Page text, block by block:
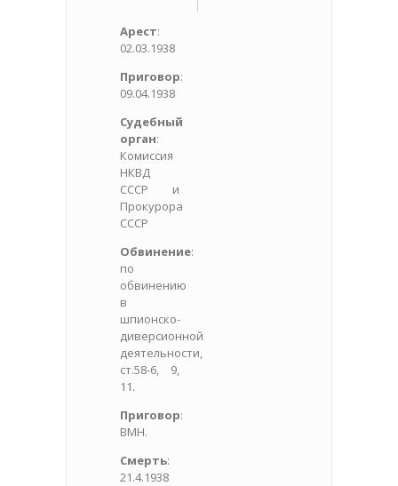
Арест:
02.03.1938
Приговор:
09.04.1938
Судебный
орган:
Комиссия
НКВД
СССР и
Прокурора
СССР
Обвинение:
по
обвинению
в
шпионско-
диверсионной
деятельности,
ст.58-6, 9,
11.
Приговор:
ВМН.
Смерть:
21.4.1938